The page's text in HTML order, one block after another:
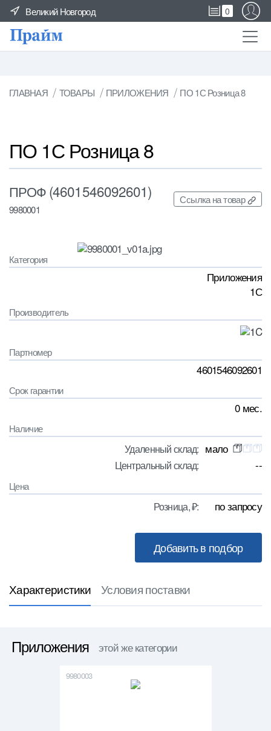
Великий Новгород 0
ГЛАВНАЯ ТОВАРЫ ПРИЛОЖЕНИЯ ПО 1С Розница 8
ПО 1С Розница 8
ПРОФ (4601546092601)
9980001
Ссылка на товар
Категория
Приложения
1С
Производитель
Партномер
4601546092601
Срок гарантии
0 мес.
Наличие
Удаленный склад: мало
Центральный склад: --
Цена
Розница, ₽: по запросу
Характеристики Условия поставки
Приложения этой же категории
9980003